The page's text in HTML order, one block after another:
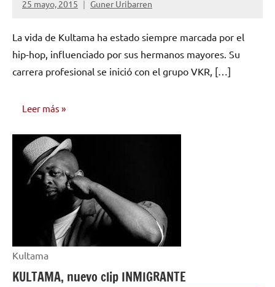
25 mayo, 2015 Guner Uribarren
No
comentarios
La vida de Kultama ha estado siempre marcada por el
hip-hop, influenciado por sus hermanos mayores. Su
carrera profesional se inició con el grupo VKR, […]
Leer más
NOTICIAS
Kultama
KULTAMA, nuevo clip INMIGRANTE